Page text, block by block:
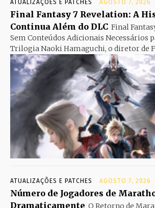
ATUALIZAÇÕES E PATCHES AGOSTO 7, 2026
Final Fantasy 7 Revelation: A
Continua Além do DLC Final
Sem Conteúdos Adicionais Necessários
Trilogia Naoki Hamaguchi, o diretor de
ATUALIZAÇÕES E PATCHES AGOSTO 7, 2026
Número de Jogadores de
Dramaticamente O Retorno de